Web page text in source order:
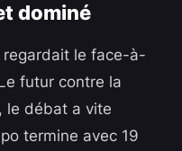
dominé
regardait le face-à-
futur contre la
le débat a vite
termine avec 19